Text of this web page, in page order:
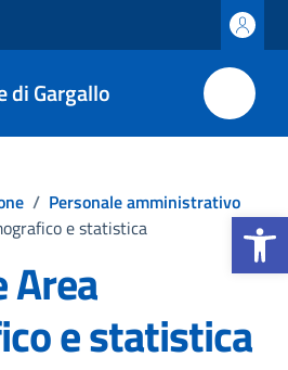
Apri la
di Gargallo
/ Personale amministrativo
e statistica
Area
e statistica